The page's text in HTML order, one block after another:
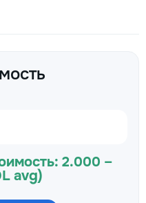
2.000 –
avg)